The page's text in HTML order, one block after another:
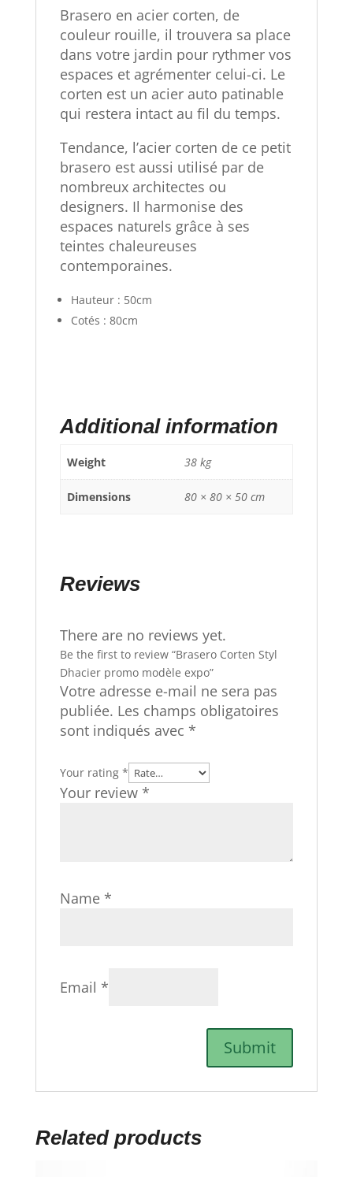
Brasero en acier corten, de
couleur rouille, il trouvera sa place
dans votre jardin pour rythmer vos
espaces et agrémenter celui-ci. Le
corten est un acier auto patinable
qui restera intact au fil du temps.
Tendance, l’acier corten de ce petit
brasero est aussi utilisé par de
nombreux architectes ou
designers. Il harmonise des
espaces naturels grâce à ses
teintes chaleureuses
contemporaines.
Hauteur : 50cm
Cotés : 80cm
Additional information
Weight 38 kg
Dimensions 80 × 80 × 50 cm
Reviews
There are no reviews yet.
Be the first to review “Brasero Corten Styl
Dhacier promo modèle expo”
Votre adresse e-mail ne sera pas
publiée. Les champs obligatoires
sont indiqués avec *
Your rating *
Your review *
Name *
Email *
Related products